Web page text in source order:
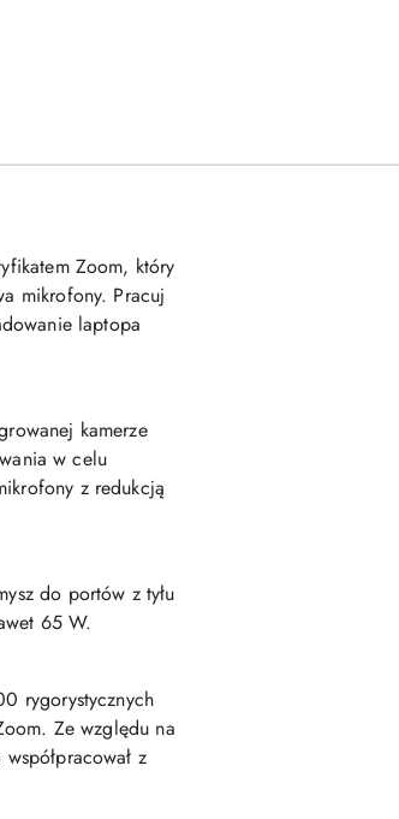
Zoom, który
mikrofony. Pracuj
laptopa
kamerze
w celu
z redukcją
do portów z tyłu
65 W.
rygorystycznych
Ze względu na
z